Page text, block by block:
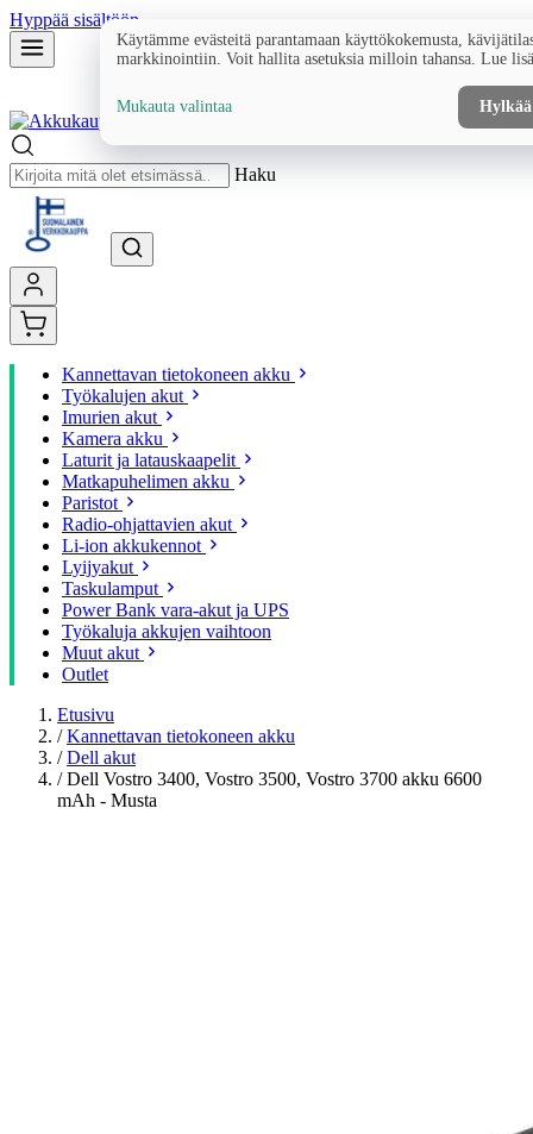
Hyppää sisältöön
Haku
Kannettavan tietokoneen akku
Työkalujen akut
Imurien akut
Kamera akku
Laturit ja latauskaapelit
Matkapuhelimen akku
Paristot
Radio-ohjattavien akut
Li-ion akkukennot
Lyijyakut
Taskulamput
Power Bank vara-akut ja UPS
Työkaluja akkujen vaihtoon
Muut akut
Outlet
Etusivu
/ Kannettavan tietokoneen akku
/ Dell akut
/ Dell Vostro 3400, Vostro 3500, Vostro 3700 akku 6600
mAh - Musta
Käytämme evästeitä parantamaan käyttökokemusta,
markkinointiin. Voit hallita asetuksia milloin tahansa. Lue
Mukauta valintaa Hylkää